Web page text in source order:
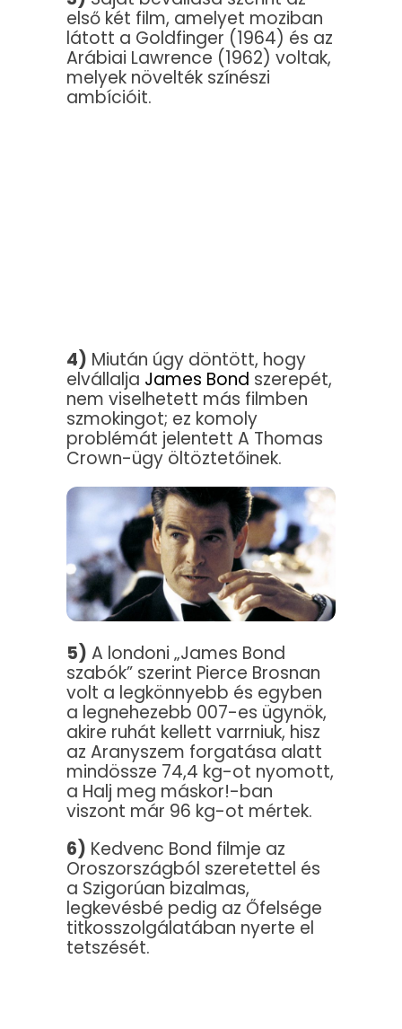
első két film, amelyet moziban
látott a Goldfinger (1964) és az
Arábiai Lawrence (1962) voltak,
melyek növelték színészi
ambícióit.
4) Miután úgy döntött, hogy
elvállalja James Bond szerepét,
nem viselhetett más filmben
szmokingot; ez komoly
problémát jelentett A Thomas
Crown-ügy öltöztetőinek.
5) A londoni „James Bond
szabók” szerint Pierce Brosnan
volt a legkönnyebb és egyben
a legnehezebb 007-es ügynök,
akire ruhát kellett varrniuk, hisz
az Aranyszem forgatása alatt
mindössze 74,4 kg-ot nyomott,
a Halj meg máskor!-ban
viszont már 96 kg-ot mértek.
6) Kedvenc Bond filmje az
Oroszországból szeretettel és
a Szigorúan bizalmas,
legkevésbé pedig az Őfelsége
titkosszolgálatában nyerte el
tetszését.